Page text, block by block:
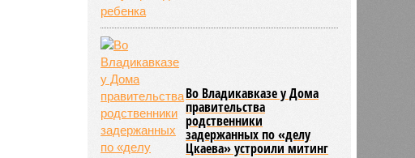
Во Владикавказе у Дома
правительства
родственники
задержанных по «делу
Цкаева» устроили митинг